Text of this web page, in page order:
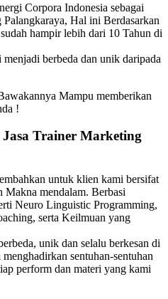
Corpora Indonesia sebagai
Hal ini Berdasarkan
hampir lebih dari 10 Tahun di
berbeda dan unik daripada
Mampu memberikan
!
Jasa Trainer Marketing
untuk klien kami bersifat
Makna mendalam. Berbasi
Neuro Linguistic Programming,
serta Keilmuan yang
unik dan selalu berkesan di
sentuhan-sentuhan
perform dan materi yang kami